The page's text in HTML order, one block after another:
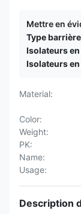
Mettre en
Type
Isolateurs
Isolateurs
Material:
Color:
Weight:
PK:
Name:
Usage:
Description